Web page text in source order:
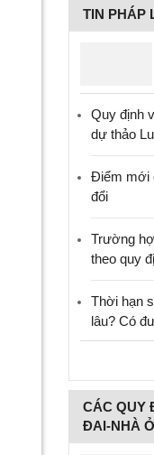
TIN PHÁP
Quy định
dự thảo
Điểm mới
đổi
Trường
theo quy
Thời hạn
lâu? Có
CÁC QUY
ĐAI-NHÀ